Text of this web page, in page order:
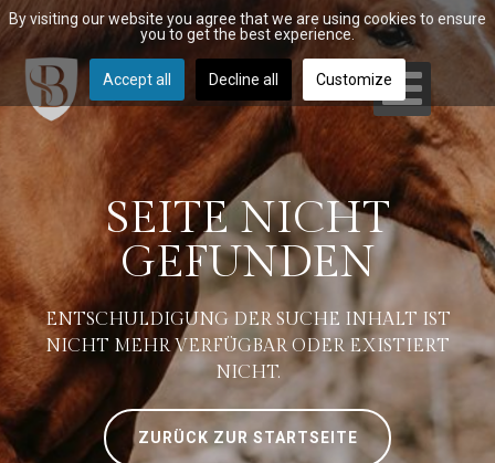
SEITE NICHT
GEFUNDEN
ENTSCHULDIGUNG DER SUCHE INHALT IST
NICHT MEHR VERFÜGBAR ODER EXISTIERT
NICHT.
ZURÜCK ZUR STARTSEITE
By visiting our website you agree that we are using cookies to ensure
you to get the best experience.
Accept all Decline all Customize